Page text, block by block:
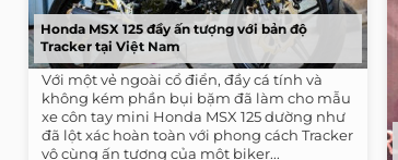
Honda MSX 125 đầy ấn tượng với bản độ
Tracker tại Việt Nam
Với một vẻ ngoài cổ điển, đầy cá tính và
không kém phần bụi bặm đã làm cho mẫu
xe côn tay mini Honda MSX 125 dường như
đã lột xác hoàn toàn với phong cách Tracker
vô cùng ấn tượng của một biker...